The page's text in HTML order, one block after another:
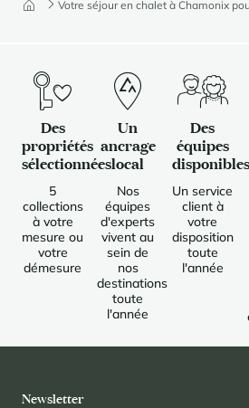
Votre séjour en chalet à Chamonix
Des
propriétés
sélectionnées
5
collections
à votre
mesure ou
votre
démesure
Un
ancrage
local
Nos
équipes
d'experts
vivent au
sein de
nos
destinations
toute
l'année
Des
équipes
disponibles
Un service
client à
votre
disposition
toute
l'année
Newsletter